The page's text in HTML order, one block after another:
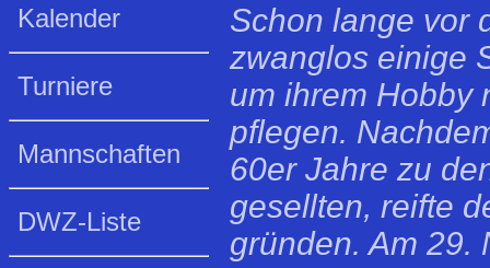
Kalender
Turniere
Mannschaften
DWZ-Liste
Schon lange vor
zwanglos einige
um ihrem Hobby
pflegen.
60er Jahre zu
gesellten, reifte
gründen. Am 29.